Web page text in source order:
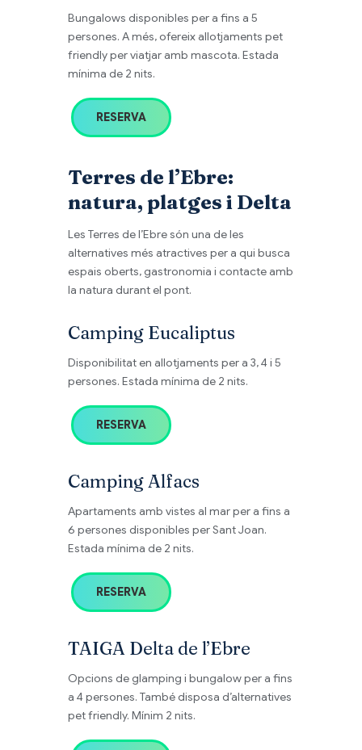
Bungalows disponibles per a fins a 5
persones. A més, ofereix allotjaments pet
friendly per viatjar amb mascota. Estada
mínima de 2 nits.
RESERVA
Terres de l’Ebre:
natura, platges i Delta
Les Terres de l’Ebre són una de les
alternatives més atractives per a qui busca
espais oberts, gastronomia i contacte amb
la natura durant el pont.
Camping Eucaliptus
Disponibilitat en allotjaments per a 3, 4 i 5
persones. Estada mínima de 2 nits.
RESERVA
Camping Alfacs
Apartaments amb vistes al mar per a fins a
6 persones disponibles per Sant Joan.
Estada mínima de 2 nits.
RESERVA
TAIGA Delta de l’Ebre
Opcions de glamping i bungalow per a fins
a 4 persones. També disposa d’alternatives
pet friendly. Mínim 2 nits.